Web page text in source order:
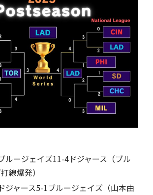
ルージェイズ11-4ドジャース（ブル
線爆発）
ジャース5-1ブルージェイズ（山本由